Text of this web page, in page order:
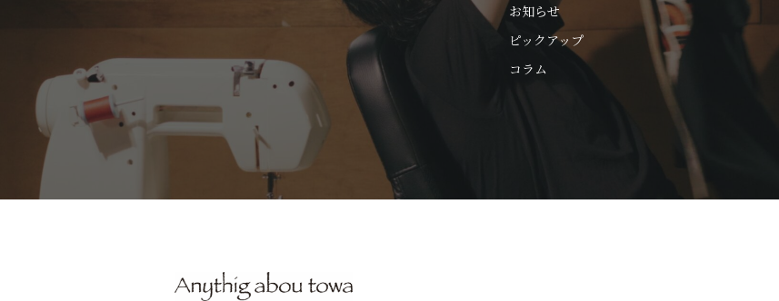
お知らせ
ピックアップ
コラム